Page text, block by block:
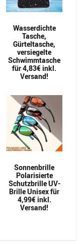
Wasserdichte
Tasche,
Gürteltasche,
versiegelte
Schwimmtasche
für 4,83€ inkl.
Versand!
Sonnenbrille
Polarisierte
Schutzbrille UV-
Brille Unisex für
4,99€ inkl.
Versand!